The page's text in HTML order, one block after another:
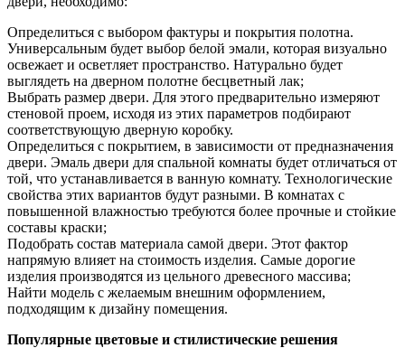
Определиться с выбором фактуры и покрытия полотна.
Универсальным будет выбор белой эмали, которая визуально
освежает и осветляет пространство. Натурально будет
выглядеть на дверном полотне бесцветный лак;
Выбрать размер двери. Для этого предварительно измеряют
стеновой проем, исходя из этих параметров подбирают
соответствующую дверную коробку.
Определиться с покрытием, в зависимости от предназначения
двери. Эмаль двери для спальной комнаты будет отличаться от
той, что устанавливается в ванную комнату. Технологические
свойства этих вариантов будут разными. В комнатах с
повышенной влажностью требуются более прочные и стойкие
составы краски;
Подобрать состав материала самой двери. Этот фактор
напрямую влияет на стоимость изделия. Самые дорогие
изделия производятся из цельного древесного массива;
Найти модель с желаемым внешним оформлением,
подходящим к дизайну помещения.
Популярные цветовые и стилистические решения